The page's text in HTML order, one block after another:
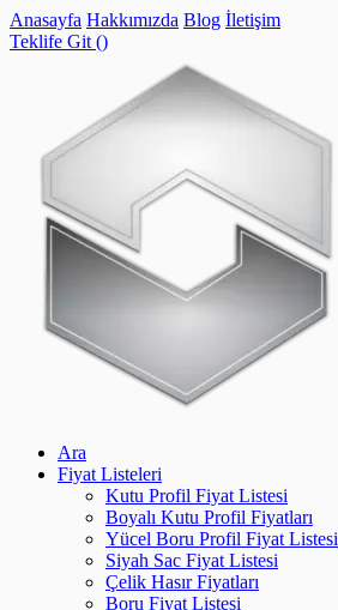
Anasayfa Hakkımızda Blog İletişim
Teklife Git ()
Ara
Fiyat Listeleri
Kutu Profil Fiyat Listesi
Boyalı Kutu Profil Fiyatları
Yücel Boru Profil Fiyat Listesi
Siyah Sac Fiyat Listesi
Çelik Hasır Fiyatları
Boru Fiyat Listesi